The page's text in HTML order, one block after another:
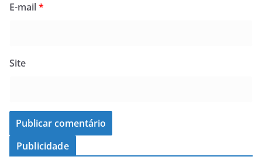
E-mail*
Site
Publicidade